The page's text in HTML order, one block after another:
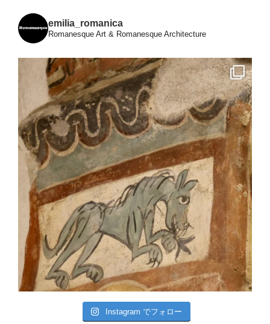
emilia_romanica
Romanesque Art & Romanesque Architecture
Instagram でフォロー